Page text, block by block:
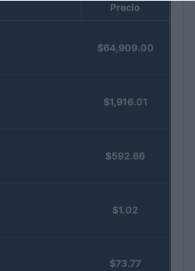
Precio
$64,909.00
$1,916.01
$592.66
$1.02
$73.77